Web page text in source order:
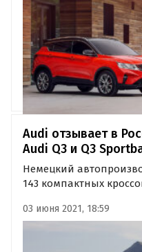
Audi отзывает в
Audi Q3 и Q3
Немецкий
143 компактных
Как стало известно
03 июня 2021, 18:59